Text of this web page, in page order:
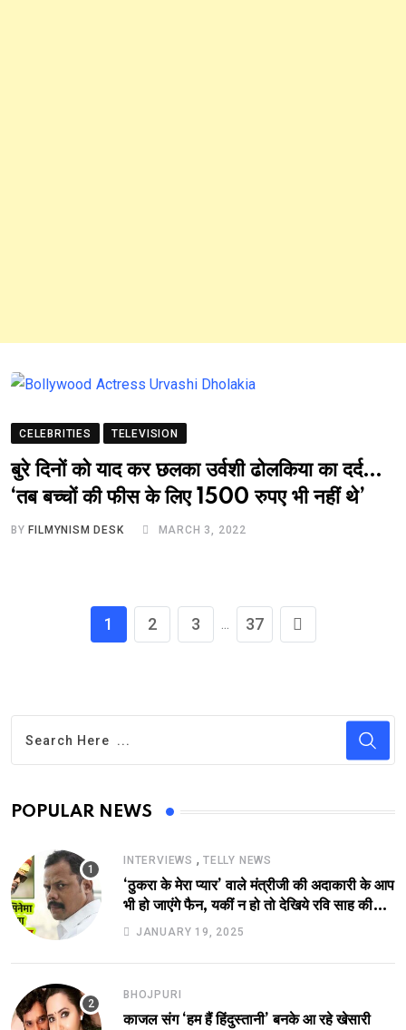
CELEBRITIES TELEVISION
बुरे दिनों को याद कर छलका उर्वशी ढोलकिया का दर्द…
‘तब बच्चों की फीस के लिए 1500 रुपए भी नहीं थे’
BY FILMYNISM DESK MARCH 3, 2022
1 2 3 ... 37
POPULAR NEWS
INTERVIEWS , TELLY NEWS
‘ठुकरा के मेरा प्यार’ वाले मंत्रीजी की अदाकारी के आप
भी हो जाएंगे फैन, यकीं न हो तो देखिये रवि साह की
दमदार भूमिका
JANUARY 19, 2025
BHOJPURI
काजल संग ‘हम हैं हिंदुस्तानी’ बनके आ रहे खेसारी